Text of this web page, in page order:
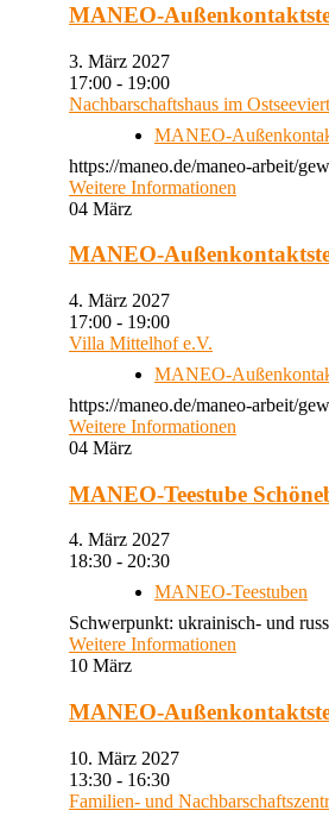
MANEO-
3. März 2027
17:00 - 19:00
Nachbarschaftshaus im
MANEO-
https://maneo.de/maneo-arbeit/
Weitere Informationen
04 März
MANEO-
4. März 2027
17:00 - 19:00
Villa Mittelhof e.V.
MANEO-
https://maneo.de/maneo-arbeit/
Weitere Informationen
04 März
MANEO-Teestube
4. März 2027
18:30 - 20:30
MANEO-Teestuben
Schwerpunkt: ukrainisch- und
Weitere Informationen
10 März
MANEO-
10. März 2027
13:30 - 16:30
Familien- und